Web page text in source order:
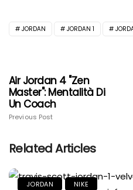
JORDAN JORDAN 1
Air Jordan 4 "Zen
Master": Mentalità Di
Un Coach
Previous Post
Related Articles
JORDAN NIKE